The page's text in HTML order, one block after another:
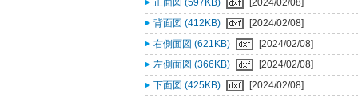
正面図 (597KB)
[2024/02/08]
背面図 (412KB)
[2024/02/08]
右側面図 (621KB)
[2024/02/08]
左側面図 (366KB)
[2024/02/08]
下面図 (425KB)
[2024/02/08]